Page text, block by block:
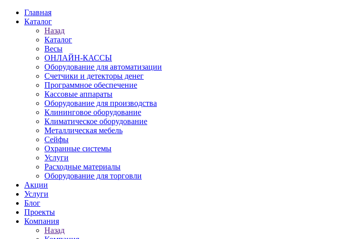
Главная
Каталог
Назад
Каталог
Весы
ОНЛАЙН-КАССЫ
Оборудование для автоматизации
Счетчики и детекторы денег
Программное обеспечение
Кассовые аппараты
Оборудование для производства
Клининговое оборудование
Климатическое оборудование
Металлическая мебель
Сейфы
Охранные системы
Услуги
Расходные материалы
Оборудование для торговли
Акции
Услуги
Блог
Проекты
Компания
Назад